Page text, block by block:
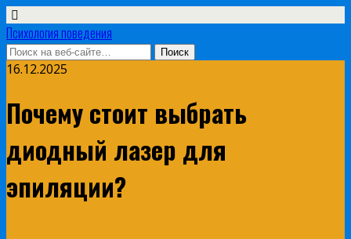
Психология поведения
16.12.2025
Почему стоит выбрать
диодный лазер для
эпиляции?